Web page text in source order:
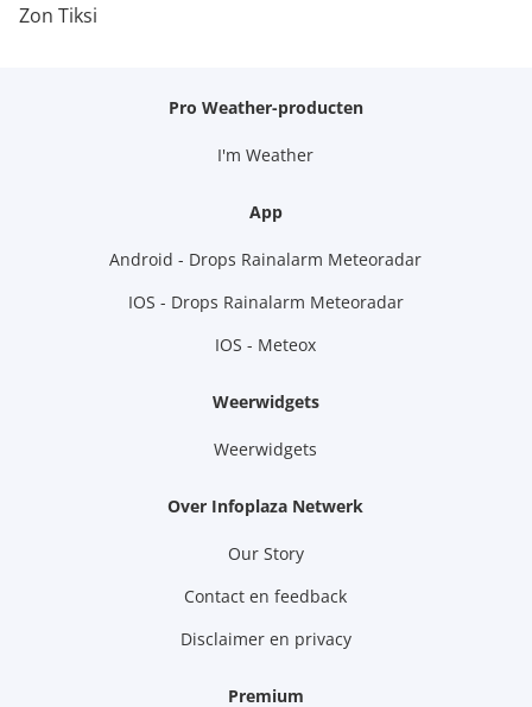
Zon Tiksi
Pro Weather-producten
I'm Weather
App
Android - Drops Rainalarm Meteoradar
IOS - Drops Rainalarm Meteoradar
IOS - Meteox
Weerwidgets
Weerwidgets
Over Infoplaza Netwerk
Our Story
Contact en feedback
Disclaimer en privacy
Premium